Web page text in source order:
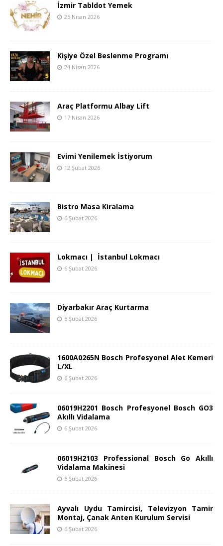
İzmir Tabldot Yemek
25 Nisan 2026
Kişiye Özel Beslenme Programı
24 Nisan 2026
Araç Platformu Albay Lift
17 Nisan 2026
Evimi Yenilemek İstiyorum
12 Şubat 2026
Bistro Masa Kiralama
6 Şubat 2026
Lokmacı | İstanbul Lokmacı
6 Şubat 2026
Diyarbakır Araç Kurtarma
6 Şubat 2026
1600A0265N Bosch Profesyonel Alet Kemeri
L/XL
6 Şubat 2026
06019H2201 Bosch Profesyonel Bosch GO3
Akıllı Vidalama
6 Şubat 2026
06019H2103 Professional Bosch Go Akıllı
Vidalama Makinesi
6 Şubat 2026
Ayvalı Uydu Tamircisi, Televizyon Tamir
Montaj, Çanak Anten Kurulum Servisi
6 Şubat 2026